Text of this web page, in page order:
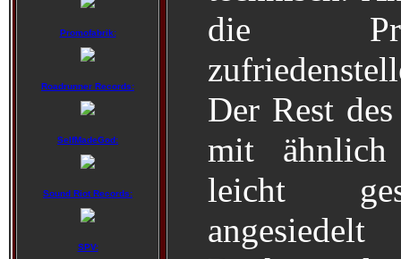
Promofabrik:
Roadrunner Records:
SelfMadeGod:
Sound Riot Records:
SPV:
die
Der Rest
mit ähnlich
leicht